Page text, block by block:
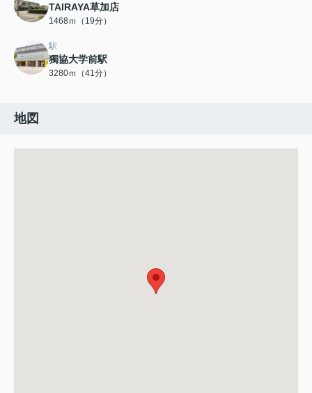
TAIRAYA草加店
1468ｍ（19分）
駅
獨協大学前駅
3280ｍ（41分）
地図